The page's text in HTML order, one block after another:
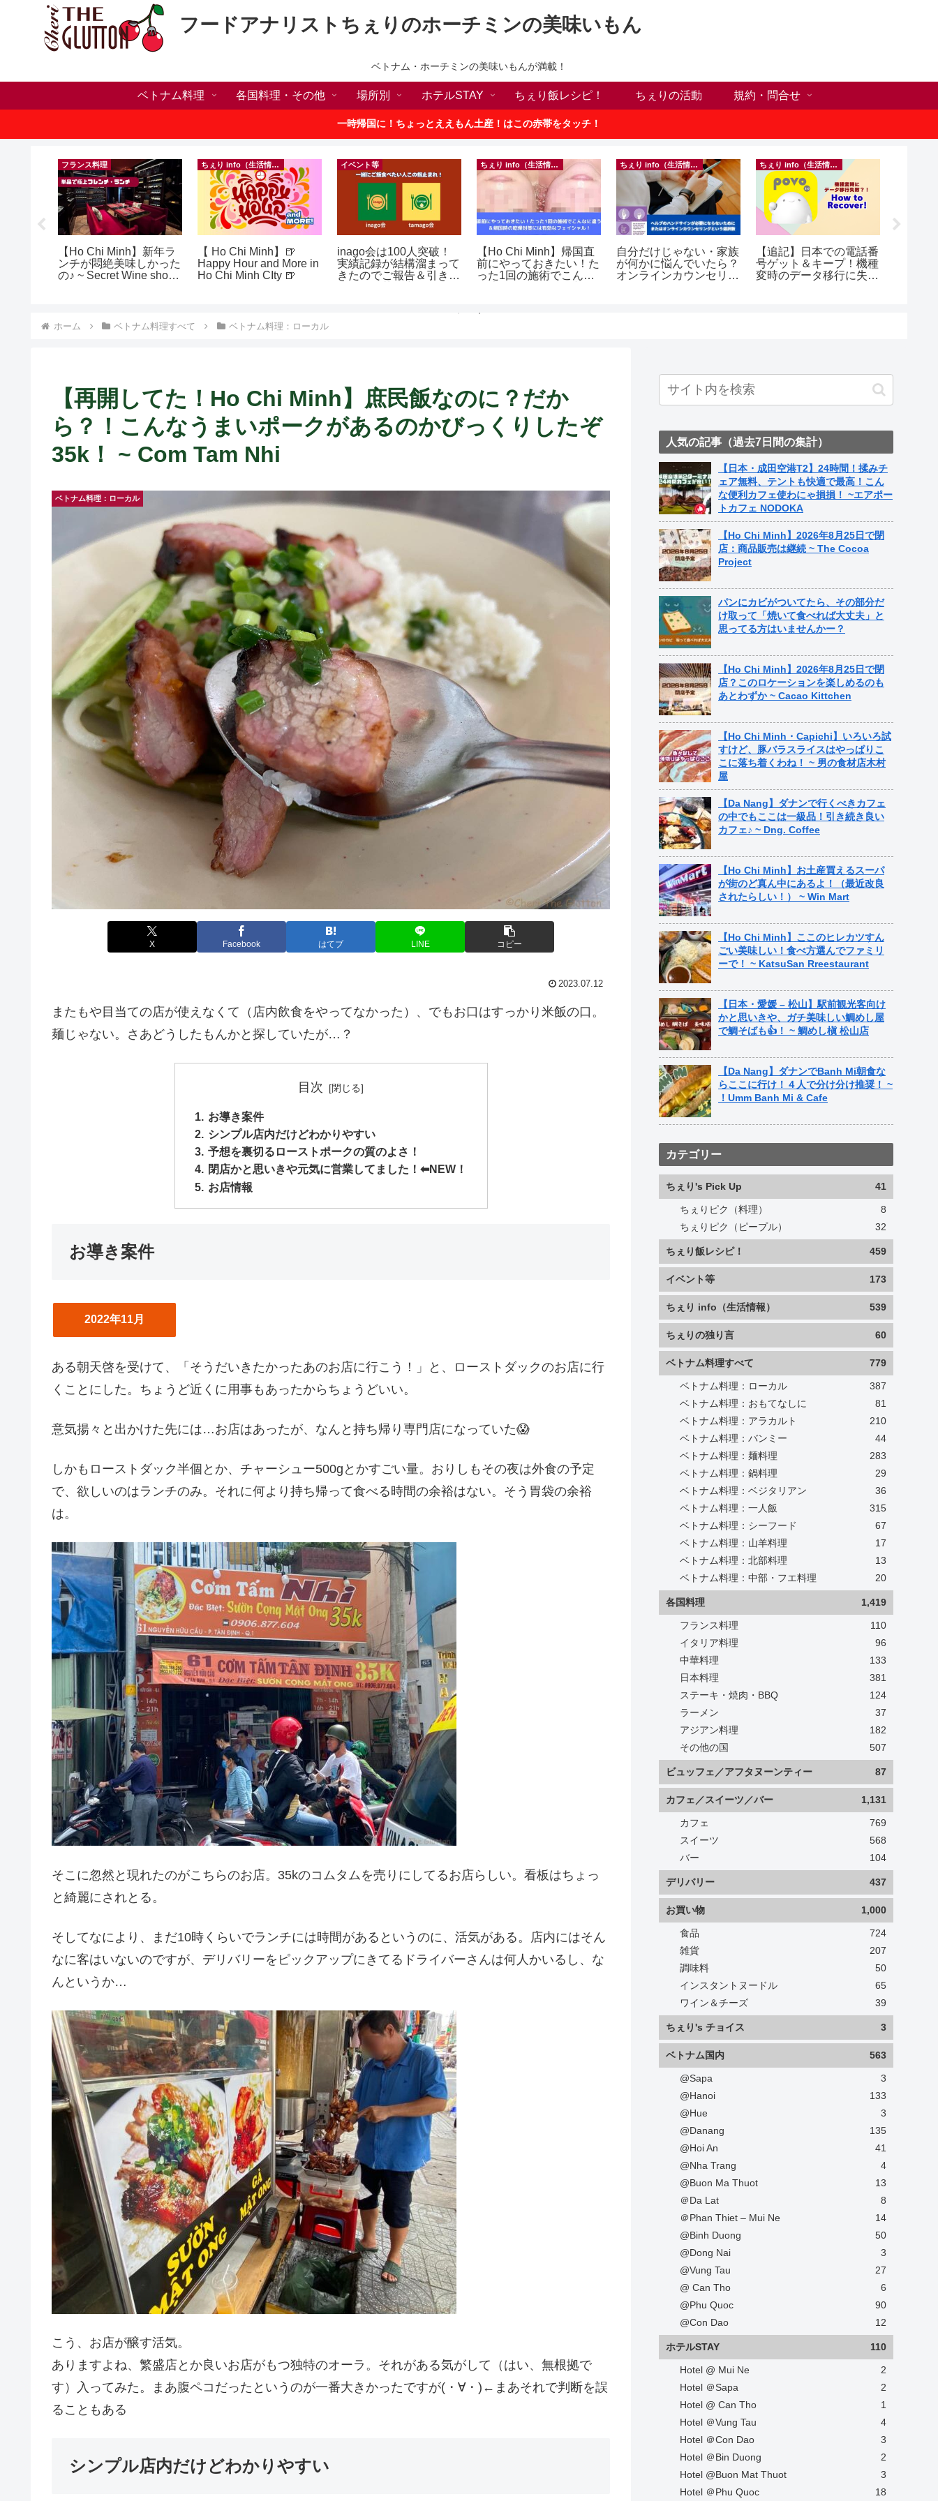
フードアナリストちぇりのホーチミンの美味いもん
ベトナム・ホーチミンの美味いもんが満載！
ベトナム料理 各国料理・その他 場所別 ホテルSTAY ちぇり飯レシピ！ ちぇりの活動 規約・問合せ
一時帰国に！ちょっとええもん土産！はこの赤帯をタッチ！
フランス料理
【Ho Chi Minh】新年ラ
ンチが悶絶美味しかった
の♪ ~ Secret Wine shop
ちぇり info（生活情報）
【 Ho Chi Minh】🍺
Happy Hour and More in
Ho Chi Minh CIty 🍺
イベント等
inago会は100人突破！
実績記録が結構溜まって
きたのでご報告＆引き続
ちぇり info（生活情報）
【Ho Chi Minh】帰国直
前にやっておきたい！た
った1回の施術でこんな
イシャル！ ~ Rosereve
ちぇり info（生活情報）
自分だけじゃない・家族
が何かに悩んでいたら？
オンラインカウンセリン
ちぇり info（生活情報）
【追記】日本での電話番
号ゲット＆キープ！機種
変時のデータ移行に失敗
ホーム ベトナム料理すべて ベトナム料理：ローカル
【再開してた！Ho Chi Minh】庶民飯なのに？だか
ら？！こんなうまいポークがあるのかびっくりしたぞ
35k！ ~ Com Tam Nhi
ベトナム料理：ローカル
X Facebook はてブ LINE コピー
2023.07.12
またもや目当ての店が使えなくて（店内飲食をやってなかった）、でもお口はすっかり米飯の口。
麺じゃない。さあどうしたもんかと探していたが…？
目次
お導き案件
シンプル店内だけどわかりやすい
予想を裏切るローストポークの質のよさ！
閉店かと思いきや元気に営業してました！⬅︎NEW！
お店情報
お導き案件
2022年11月
ある朝天啓を受けて、「そうだいきたかったあのお店に行こう！」と、ローストダックのお店に行
くことにした。ちょうど近くに用事もあったからちょうどいい。
意気揚々と出かけた先には…お店はあったが、なんと持ち帰り専門店になっていた😱
しかもローストダック半個とか、チャーシュー500gとかすごい量。おりしもその夜は外食の予定
で、欲しいのはランチのみ。それに何より持ち帰って食べる時間の余裕はない。そう胃袋の余裕
は。
そこに忽然と現れたのがこちらのお店。35kのコムタムを売りにしてるお店らしい。看板はちょっ
と綺麗にされとる。
そしてなにより、まだ10時くらいでランチには時間があるというのに、活気がある。店内にはそん
なに客はいないのですが、デリバリーをピックアップにきてるドライバーさんは何人かいるし、な
んというか…
こう、お店が醸す活気。
ありますよね、繁盛店とか良いお店がもつ独特のオーラ。それがある気がして（はい、無根拠で
す）入ってみた。まあ腹ペコだったというのが一番大きかったですが(・∀・)←まあそれで判断を誤
ることもある
シンプル店内だけどわかりやすい
人気の記事（過去7日間の集計）
【日本・成田空港T2】24時間！揉みチ
ェア無料、テントも快適で最高！こん
な便利カフェ使わにゃ損損！ ~エアポー
トカフェ NODOKA
【Ho Chi Minh】2026年8月25日で閉
店：商品販売は継続 ~ The Cocoa
Project
パンにカビがついてたら、その部分だ
け取って「焼いて食べれば大丈夫」と
思ってる方はいませんかー？
【Ho Chi Minh】2026年8月25日で閉
店？このロケーションを楽しめるのも
あとわずか ~ Cacao Kittchen
【Ho Chi Minh・Capichi】いろいろ試
すけど、豚バラスライスはやっぱりこ
こに落ち着くわね！ ~ 男の食材店木村
屋
【Da Nang】ダナンで行くべきカフェ
の中でもここは一級品！引き続き良い
カフェ♪ ~ Dng. Coffee
【Ho Chi Minh】お土産買えるスーパ
が街のど真ん中にあるよ！（最近改良
されたらしい！） ~ Win Mart
【Ho Chi Minh】ここのヒレカツすん
ごい美味しい！食べ方選んでファミリ
ーで！ ~ KatsuSan Rreestaurant
【日本・愛媛 – 松山】駅前観光客向け
かと思いきや、ガチ美味しい鯛めし屋
で鯛そばも👍！ ~ 鯛めし槇 松山店
【Da Nang】ダナンでBanh Mi朝食な
らここに行け！４人で分け分け推奨！ ~
！Umm Banh Mi & Cafe
カテゴリー
ちぇり's Pick Up 41
ちぇりピク（料理）
8
ちぇりピク（ピープル）
32
ちぇり飯レシピ！ 459
イベント等 173
ちぇり info（生活情報） 539
ちぇりの独り言 60
ベトナム料理すべて 779
ベトナム料理：ローカル
387
ベトナム料理：おもてなしに
81
ベトナム料理：アラカルト
210
ベトナム料理：バンミー
44
ベトナム料理：麺料理
283
ベトナム料理：鍋料理
29
ベトナム料理：ベジタリアン
36
ベトナム料理：一人飯
315
ベトナム料理：シーフード
67
ベトナム料理：山羊料理
17
ベトナム料理：北部料理
13
ベトナム料理：中部・フエ料理
20
各国料理 1,419
フランス料理
110
イタリア料理
96
中華料理
133
日本料理
381
ステーキ・焼肉・BBQ
124
ラーメン
37
アジアン料理
182
その他の国
507
ビュッフェ／アフタヌーンティー 87
カフェ／スイーツ／バー 1,131
カフェ
769
スイーツ
568
バー
104
デリバリー 437
お買い物 1,000
食品
724
雑貨
207
調味料
50
インスタントヌードル
65
ワイン＆チーズ
39
ちぇり's チョイス 3
ベトナム国内 563
@Sapa
3
@Hanoi
133
@Hue
3
@Danang
135
@Hoi An
41
@Nha Trang
4
@Buon Ma Thuot
13
＠Da Lat
8
＠Phan Thiet – Mui Ne
14
@Binh Duong
50
@Dong Nai
3
@Vung Tau
27
@ Can Tho
6
@Phu Quoc
90
@Con Dao
12
ホテルSTAY 110
Hotel @ Mui Ne
2
Hotel ＠Sapa
2
Hotel @ Can Tho
1
Hotel ＠Vung Tau
4
Hotel ＠Con Dao
3
Hotel ＠Bin Duong
2
Hotel @Buon Mat Thuot
3
Hotel ＠Phu Quoc
18